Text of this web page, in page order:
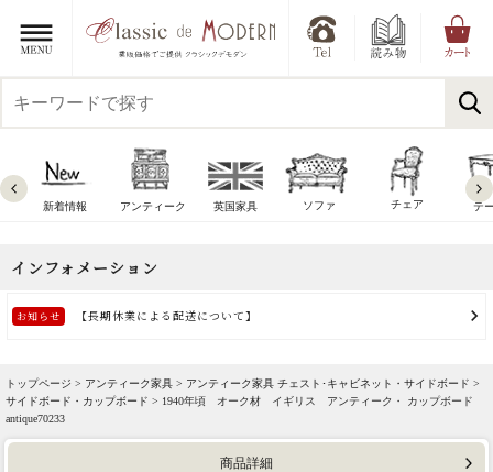
新着情報 アンティーク 英国家具 ソファ チェア テ
トップページ > アンティーク家具 > アンティーク家具 チェスト･キャビネット・サイドボード >
サイドボード・カップボード > 1940年頃 オーク材 イギリス アンティーク・ カップボード
antique70233
商品詳細